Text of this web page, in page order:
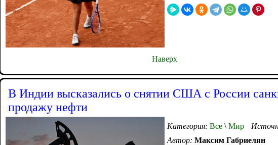
Наверх
В Индии высказались о снятии США с России
продажу нефти
Категория: Все \ Мир
Автор: Максим Габриелян